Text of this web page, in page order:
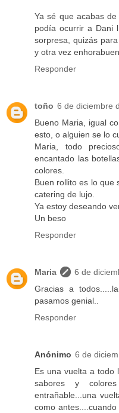
Ya sé que acabas
podía ocurrir a Dani
sorpresa, quizás
y otra vez
Responder
toño 6 de diciembre
Bueno Maria, igual
esto, o alguien se lo
Maria, todo
encantado las
colores.
Buen rollito es lo que
catering de lujo.
Ya estoy deseando
Un beso
Responder
Maria
6 de
Gracias a
pasamos genial..
Responder
Anónimo 6 de
Es una vuelta a todo
sabores y
entrañable...una
como